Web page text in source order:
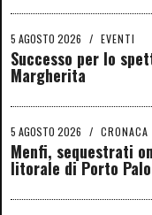
5 AGOSTO 2026 / EVENTI
Successo per lo
Margherita
5 AGOSTO 2026 / CRONACA
Menfi, sequestrati
litorale di Porto Palo